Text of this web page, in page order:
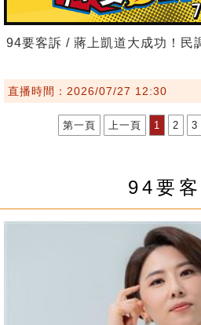
94要客訴 / 蔣上凱道大成功！民
直播時間：2026/07/27 12:30
第一頁 上一頁 1 2 3
94要